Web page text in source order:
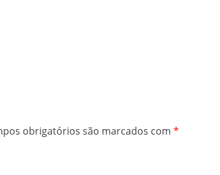
obrigatórios são marcados com *